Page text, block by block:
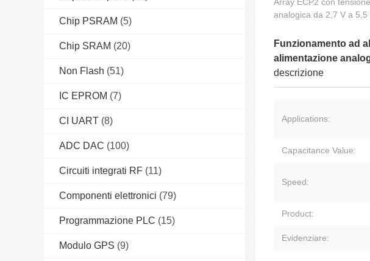
Chip PSRAM (5)
Chip SRAM (20)
Non Flash (51)
IC EPROM (7)
CI UART (8)
ADC DAC (100)
Circuiti integrati RF (11)
Componenti elettronici (79)
Programmazione PLC (15)
Modulo GPS (9)
analogica da 2,7 V a 5,5
Funzionamento ad
alimentazione
descrizione
Applications:
Capacitance Value:
Speed:
Product:
Evidenziare: